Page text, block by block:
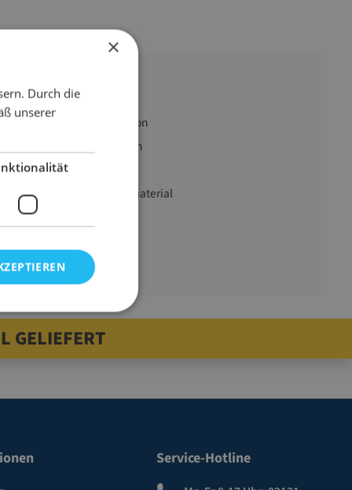
10 kg Karton
dunkelgrün
353 l Füllmaterial
GELIEFERT
Service-Hotline
×
Durch die
unserer